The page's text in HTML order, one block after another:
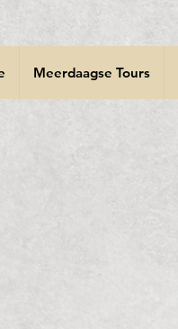
Meerdaagse Tours